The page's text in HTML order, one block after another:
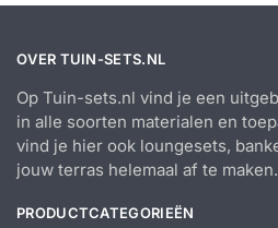
OVER TUIN-SETS.NL
Op Tuin-sets.nl vind je een
in alle soorten materialen en
vind je hier ook loungesets,
jouw terras helemaal af te maken.
PRODUCTCATEGORIEËN